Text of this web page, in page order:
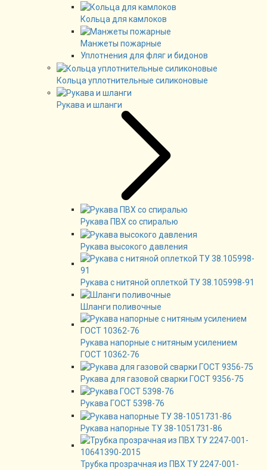
Кольца для камлоков
Манжеты пожарные
Уплотнения для фляг и бидонов
Кольца уплотнительные силиконовые
Рукава и шланги
Рукава ПВХ со спиралью
Рукава высокого давления
Рукава с нитяной оплеткой ТУ 38.105998-91
Шланги поливочные
Рукава напорные с нитяным усилением
ГОСТ 10362-76
Рукава для газовой сварки ГОСТ 9356-75
Рукава ГОСТ 5398-76
Рукава напорные ТУ 38-1051731-86
Трубка прозрачная из ПВХ ТУ 2247-001-